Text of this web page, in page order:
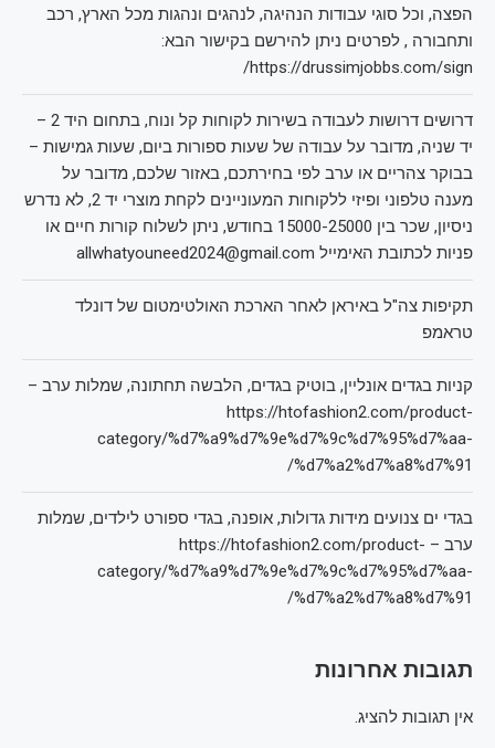
הפצה, וכל סוגי עבודות הנהיגה, לנהגים ונהגות מכל הארץ, רכב
ותחבורה , לפרטים ניתן להירשם בקישור הבא:
https://drussimjobbs.com/sign/
דרושים דרושות לעבודה בשירות לקוחות קל ונוח, בתחום היד 2 –
יד שניה, מדובר על עבודה של שעות ספורות ביום, שעות גמישות –
בבוקר צהריים או ערב לפי בחירתכם, באזור שלכם, מדובר על
מענה טלפוני ופיזי ללקוחות המעוניינים לקחת מוצרי יד 2, לא נדרש
ניסיון, שכר בין 15000-25000 בחודש, ניתן לשלוח קורות חיים או
פניות לכתובת האימייל allwhatyouneed2024@gmail.com
תקיפות צה"ל באיראן לאחר הארכת האולטימטום של דונלד
טראמפ
קניות בגדים אונליין, בוטיק בגדים, הלבשה תחתונה, שמלות ערב –
https://htofashion2.com/product-
category/%d7%a9%d7%9e%d7%9c%d7%95%d7%aa-
%d7%a2%d7%a8%d7%91/
בגדי ים צנועים מידות גדולות, אופנה, בגדי ספורט לילדים, שמלות
ערב – https://htofashion2.com/product-
category/%d7%a9%d7%9e%d7%9c%d7%95%d7%aa-
%d7%a2%d7%a8%d7%91/
תגובות אחרונות
אין תגובות להציג.